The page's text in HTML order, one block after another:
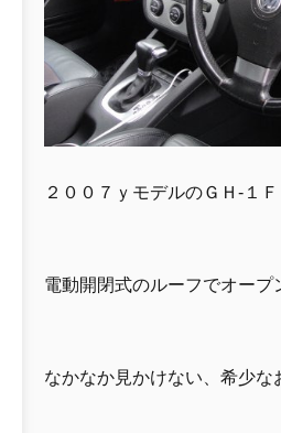
２００７ｙモデルのＧＨ-１Ｆ
電動開閉式のルーフでオープ
なかなか見かけない、希少な